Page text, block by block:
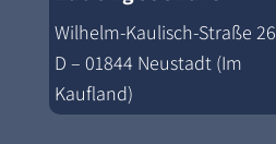
Wilhelm-Kaulisch-Straße 26
D – 01844 Neustadt (Im
Kaufland)